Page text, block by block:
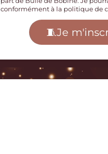
conformément à la politique de
🧵Je